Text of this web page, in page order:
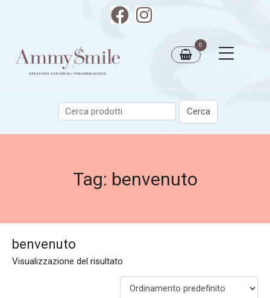
0
Tag: benvenuto
benvenuto
Visualizzazione del risultato